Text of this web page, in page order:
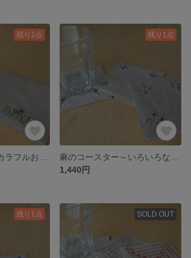
残り1点 残り1点
1,440円
残り1点 SOLD OUT